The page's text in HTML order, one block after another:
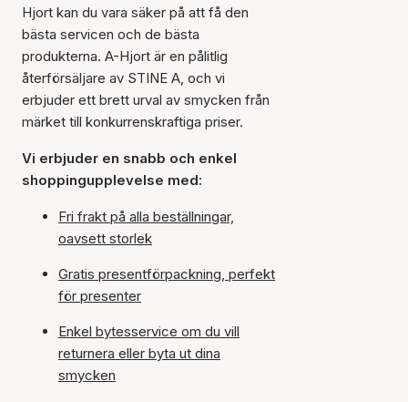
Hjort kan du vara säker på att få den
bästa servicen och de bästa
produkterna. A-Hjort är en pålitlig
återförsäljare av STINE A, och vi
erbjuder ett brett urval av smycken från
märket till konkurrenskraftiga priser.
Vi erbjuder en snabb och enkel
shoppingupplevelse med:
Fri frakt på alla beställningar,
oavsett storlek
Gratis presentförpackning, perfekt
för presenter
Enkel bytesservice om du vill
returnera eller byta ut dina
smycken